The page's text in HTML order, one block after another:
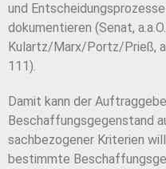
und
dokumentieren (Senat,
Kulartz/Marx/Portz/Prieß,
111).
Damit kann der
Beschaffungsgegenstand
sachbezogener Kriterien
bestimmte